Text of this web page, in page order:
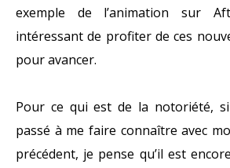
exemple de l’animation sur
intéressant de profiter de ces
pour avancer.
Pour ce qui est de la notoriété,
passé à me faire connaître avec
précédent, je pense qu’il est